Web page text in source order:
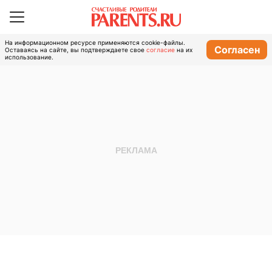
На информационном ресурсе применяются cookie-файлы.
Оставаясь на сайте, вы подтверждаете свое согласие на их
использование.
Согласен